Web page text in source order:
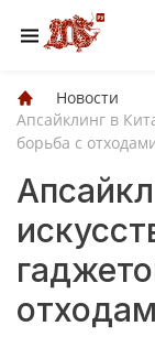
Новости
Апсайклинг в
борьба с